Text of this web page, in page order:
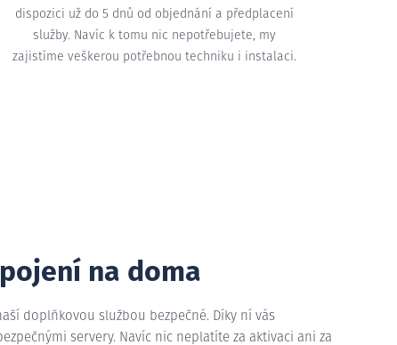
dispozici už do 5 dnů od objednání a předplacení
služby. Navíc k tomu nic nepotřebujete, my
zajistíme veškerou potřebnou techniku i instalaci.
na doma
doplňkovou službou bezpečné. Díky ní vás
servery. Navíc nic neplatíte za aktivaci ani za